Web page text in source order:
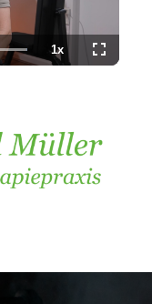
Loaded
100.00%
1xPlayback
Rate